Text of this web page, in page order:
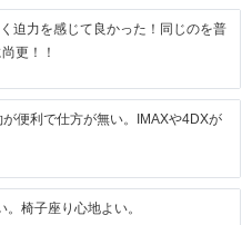
迫力を感じて良かった！同じのを普
更！！
便利で仕方が無い。IMAXや4DXが
椅子座り心地よい。